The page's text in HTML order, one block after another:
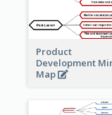
Product
Development
Map